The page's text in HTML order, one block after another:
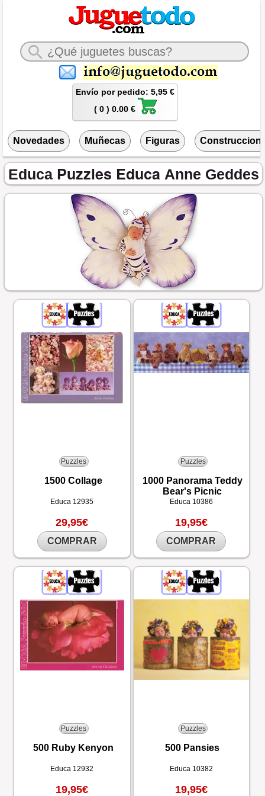
Envío por pedido: 5,95 €
( 0 ) 0.00 €
Novedades Muñecas Figuras
Educa Puzzles Educa Anne Geddes
Puzzles
1500 Collage
Educa 12935
29,95€
COMPRAR
Puzzles
1000 Panorama Teddy
Bear's Picnic
Educa 10386
19,95€
COMPRAR
Puzzles
500 Ruby Kenyon
Educa 12932
19,95€
Puzzles
500 Pansies
Educa 10382
19,95€